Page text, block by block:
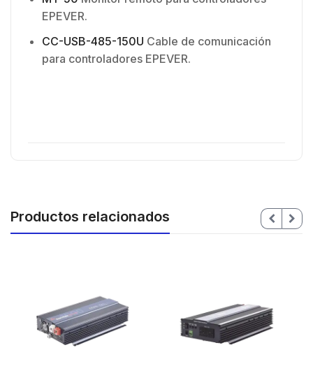
EPEVER.
CC-USB-485-150U Cable de comunicación
para controladores EPEVER.
Productos relacionados